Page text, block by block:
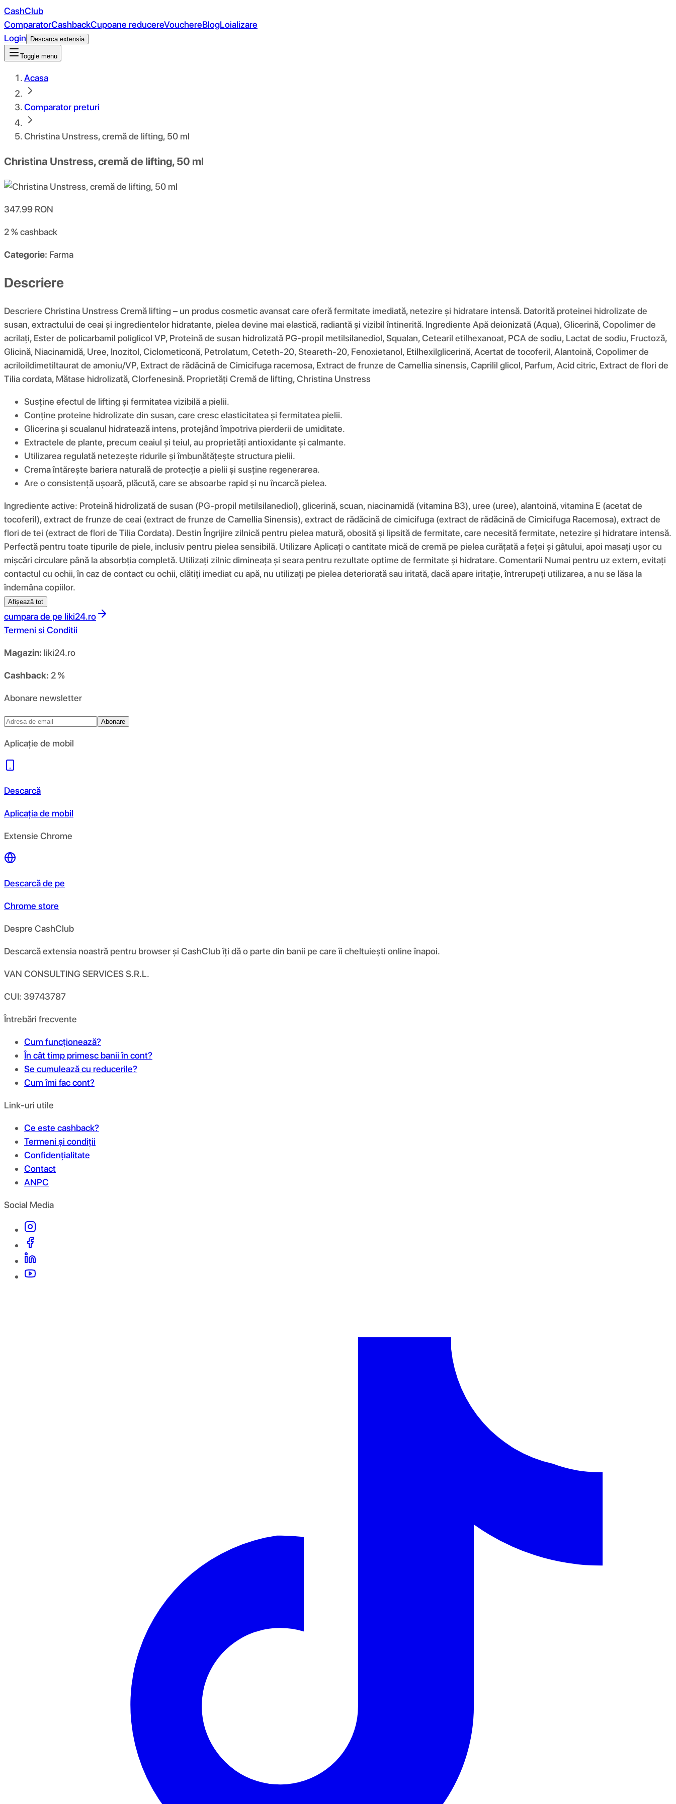
CashClub
ComparatorCashbackCupoane reducereVouchereBlogLoializare
Login
Descarca extensia
Toggle menu
Acasa
Comparator preturi
Christina Unstress, cremă de lifting, 50 ml
Christina Unstress, cremă de lifting, 50 ml
347.99 RON
2 %cashback
Categorie: Farma
Descriere
Descriere Christina Unstress Cremă lifting – un produs cosmetic avansat care oferă fermitate imediată, netezire și hidratare intensă. Datorită proteinei hidrolizate de
susan, extractului de ceai și ingredientelor hidratante, pielea devine mai elastică, radiantă și vizibil întinerită. Ingrediente Apă deionizată (Aqua), Glicerină, Copolimer de
acrilați, Ester de policarbamil poliglicol VP, Proteină de susan hidrolizată PG-propil metilsilanediol, Squalan, Cetearil etilhexanoat, PCA de sodiu, Lactat de sodiu, Fructoză,
Glicină, Niacinamidă, Uree, Inozitol, Ciclometiconă, Petrolatum, Ceteth-20, Steareth-20, Fenoxietanol, Etilhexilglicerină, Acertat de tocoferil, Alantoină, Copolimer de
acriloildimetiltaurat de amoniu/VP, Extract de rădăcină de Cimicifuga racemosa, Extract de frunze de Camellia sinensis, Caprilil glicol, Parfum, Acid citric, Extract de flori de
Tilia cordata, Mătase hidrolizată, Clorfenesină. Proprietăți Cremă de lifting, Christina Unstress
Susține efectul de lifting și fermitatea vizibilă a pielii.
Conține proteine ​​hidrolizate din susan, care cresc elasticitatea și fermitatea pielii.
Glicerina și scualanul hidratează intens, protejând împotriva pierderii de umiditate.
Extractele de plante, precum ceaiul și teiul, au proprietăți antioxidante și calmante.
Utilizarea regulată netezește ridurile și îmbunătățește structura pielii.
Crema întărește bariera naturală de protecție a pielii și susține regenerarea.
Are o consistență ușoară, plăcută, care se absoarbe rapid și nu încarcă pielea.
Ingrediente active: Proteină hidrolizată de susan (PG-propil metilsilanediol), glicerină, scuan, niacinamidă (vitamina B3), uree (uree), alantoină, vitamina E (acetat de
tocoferil), extract de frunze de ceai (extract de frunze de Camellia Sinensis), extract de rădăcină de cimicifuga (extract de rădăcină de Cimicifuga Racemosa), extract de
flori de tei (extract de flori de Tilia Cordata). Destin Îngrijire zilnică pentru pielea matură, obosită și lipsită de fermitate, care necesită fermitate, netezire și hidratare intensă.
Perfectă pentru toate tipurile de piele, inclusiv pentru pielea sensibilă. Utilizare Aplicați o cantitate mică de cremă pe pielea curățată a feței și gâtului, apoi masați ușor cu
mișcări circulare până la absorbția completă. Utilizați zilnic dimineața și seara pentru rezultate optime de fermitate și hidratare. Comentarii Numai pentru uz extern, evitați
contactul cu ochii, în caz de contact cu ochii, clătiți imediat cu apă, nu utilizați pe pielea deteriorată sau iritată, dacă apare iritație, întrerupeți utilizarea, a nu se lăsa la
îndemâna copiilor.
Afișează tot
cumpara de pe liki24.ro
Termeni si Conditii
Magazin: liki24.ro
Cashback: 2 %
Abonare newsletter
Abonare
Aplicație de mobil
Descarcă
Aplicația de mobil
Extensie Chrome
Descarcă de pe
Chrome store
Despre CashClub
Descarcă extensia noastră pentru browser și CashClub îți dă o parte din banii pe care îi cheltuiești online înapoi.
VAN CONSULTING SERVICES S.R.L.
CUI: 39743787
Întrebări frecvente
Cum funcționează?
În cât timp primesc banii în cont?
Se cumulează cu reducerile?
Cum îmi fac cont?
Link-uri utile
Ce este cashback?
Termeni și condiții
Confidențialitate
Contact
ANPC
Social Media